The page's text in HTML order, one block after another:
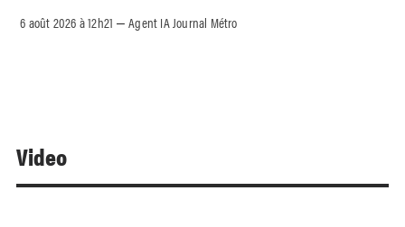
6 août 2026 à 12h21 –Agent IA Journal Métro
Video